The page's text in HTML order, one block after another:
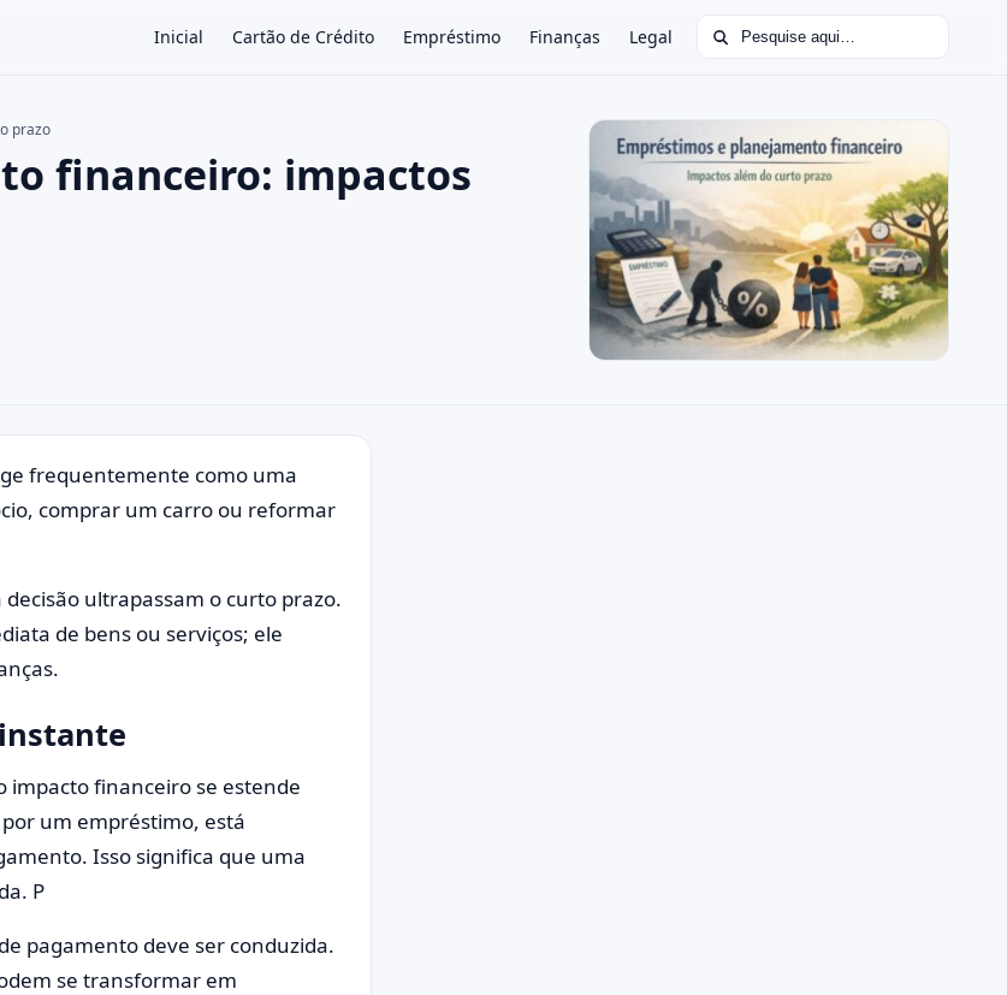
Inicial Cartão de Crédito Empréstimo Finanças Legal Buscar por:
×
prazo
financeiro: impactos
frequentemente como uma
comprar um carro ou reformar
ultrapassam o curto prazo.
de bens ou serviços; ele
impacto financeiro se estende
um empréstimo, está
Isso significa que uma
P
pagamento deve ser conduzida.
se transformar em